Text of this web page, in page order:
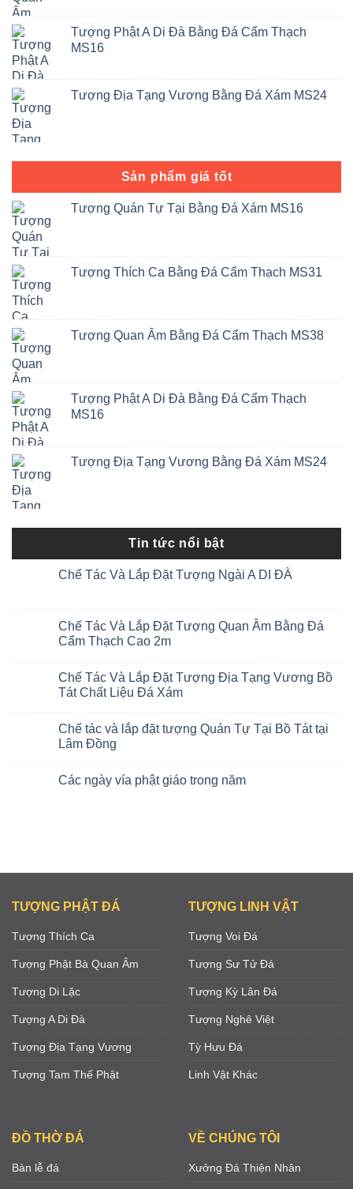
Tượng Phật A Di Đà Bằng Đá Cẩm Thạch
MS16
Tượng Địa Tạng Vương Bằng Đá Xám MS24
Sản phẩm giá tốt
Tượng Quán Tự Tại Bằng Đá Xám MS16
Tượng Thích Ca Bằng Đá Cẩm Thạch MS31
Tượng Quan Âm Bằng Đá Cẩm Thạch MS38
Tượng Phật A Di Đà Bằng Đá Cẩm Thạch
MS16
Tượng Địa Tạng Vương Bằng Đá Xám MS24
Tin tức nổi bật
Chế Tác Và Lắp Đặt Tượng Ngài A DI ĐÀ
Chế Tác Và Lắp Đặt Tượng Quan Âm Bằng Đá
Cẩm Thạch Cao 2m
Chế Tác Và Lắp Đặt Tượng Địa Tạng Vương Bồ
Tát Chất Liệu Đá Xám
Chế tác và lắp đặt tượng Quán Tự Tại Bồ Tát tại
Lâm Đồng
Các ngày vía phật giáo trong năm
TƯỢNG PHẬT ĐÁ
Tượng Thích Ca
Tượng Phật Bà Quan Âm
Tượng Di Lặc
Tượng A Di Đà
Tượng Địa Tạng Vương
Tượng Tam Thế Phật
TƯỢNG LINH VẬT
Tượng Voi Đá
Tượng Sư Tử Đá
Tượng Kỳ Lân Đá
Tượng Nghê Việt
Tỳ Hưu Đá
Linh Vật Khác
ĐỒ THỜ ĐÁ
Bàn lễ đá
VỀ CHÚNG TÔI
Xưởng Đá Thiện Nhân